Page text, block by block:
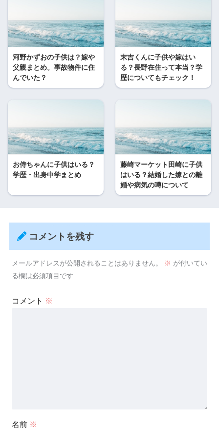
河野かずおの子供は？嫁や
父親まとめ。事故物件に住
んでいた？
末吉くんに子供や嫁はい
る？長野在住って本当？学
歴についてもチェック！
お侍ちゃんに子供はいる？
学歴・出身中学まとめ
藤崎マーケット田崎に子供
はいる？結婚した嫁との離
婚や病気の噂について
コメントを残す
メールアドレスが公開されることはありません。 ※ が付いてい
る欄は必須項目です
コメント ※
名前 ※